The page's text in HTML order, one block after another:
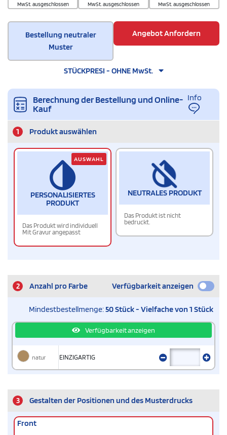
MwSt. ausgeschlossen MwSt. ausgeschlossen MwSt. ausgeschlossen
Bestellung neutraler
Muster
Angebot Anfordern
STÜCKPRESI - OHNE MwSt.
Berechnung der Bestellung und Online-
Kauf
Info
1 Produkt auswählen
PERSONALISIERTES
PRODUKT
Das Produkt wird individuell
Mit Gravur angepasst
AUSWAHL
NEUTRALES PRODUKT
Das Produkt ist nicht
bedruckt.
2 Anzahl pro Farbe Verfügbarkeit anzeigen
Mindestbestellmenge:50 Stück - Vielfache von 1 Stück
Verfügbarkeit anzeigen
natur EINZIGARTIG
3 Gestalten der Positionen und des Musterdrucks
Front